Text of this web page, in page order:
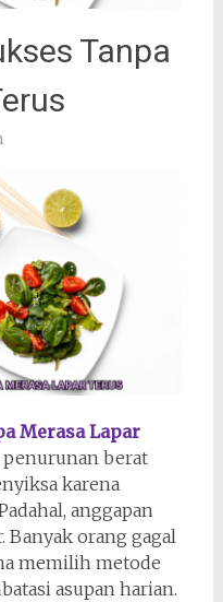
Tanpa
Merasa Lapar
berat
karena
anggapan
Banyak orang gagal
memilih metode
asupan harian.